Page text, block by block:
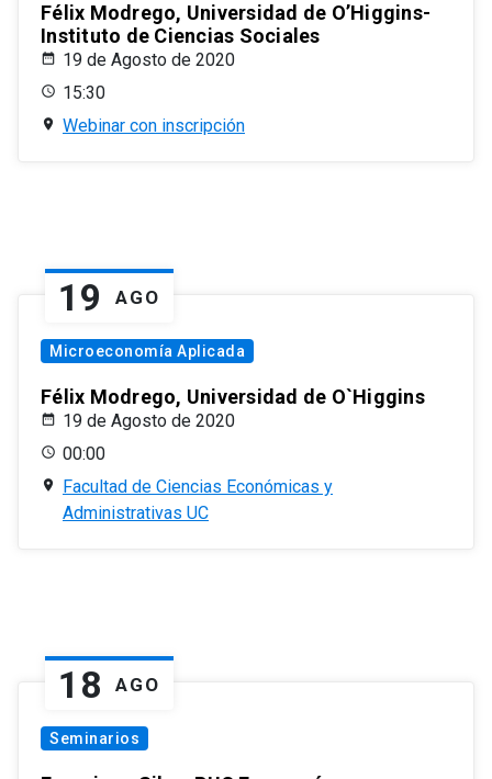
Félix Modrego, Universidad de O’Higgins-
Instituto de Ciencias Sociales
19 de Agosto de 2020
15:30
Webinar con inscripción
19 AGO
Microeconomía Aplicada
Félix Modrego, Universidad de O`Higgins
19 de Agosto de 2020
00:00
Facultad de Ciencias Económicas y
Administrativas UC
18 AGO
Seminarios